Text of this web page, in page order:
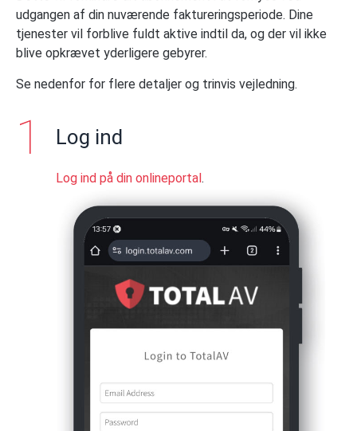
udgangen af din nuværende faktureringsperiode. Dine
tjenester vil forblive fuldt aktive indtil da, og der vil ikke
blive opkrævet yderligere gebyrer.
Se nedenfor for flere detaljer og trinvis vejledning.
Log ind
Log ind på din onlineportal.